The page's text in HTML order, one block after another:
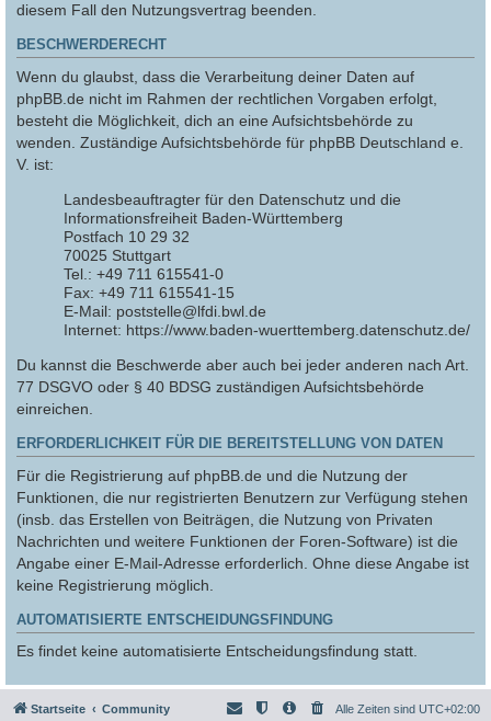
diesem Fall den Nutzungsvertrag beenden.
BESCHWERDERECHT
Wenn du glaubst, dass die Verarbeitung deiner Daten auf
phpBB.de nicht im Rahmen der rechtlichen Vorgaben erfolgt,
besteht die Möglichkeit, dich an eine Aufsichtsbehörde zu
wenden. Zuständige Aufsichtsbehörde für phpBB Deutschland e.
V. ist:
Landesbeauftragter für den Datenschutz und die
Informationsfreiheit Baden-Württemberg
Postfach 10 29 32
70025 Stuttgart
Tel.: +49 711 615541-0
Fax: +49 711 615541-15
E-Mail: poststelle@lfdi.bwl.de
Internet: https://www.baden-wuerttemberg.datenschutz.de/
Du kannst die Beschwerde aber auch bei jeder anderen nach Art.
77 DSGVO oder § 40 BDSG zuständigen Aufsichtsbehörde
einreichen.
ERFORDERLICHKEIT FÜR DIE BEREITSTELLUNG VON DATEN
Für die Registrierung auf phpBB.de und die Nutzung der
Funktionen, die nur registrierten Benutzern zur Verfügung stehen
(insb. das Erstellen von Beiträgen, die Nutzung von Privaten
Nachrichten und weitere Funktionen der Foren-Software) ist die
Angabe einer E-Mail-Adresse erforderlich. Ohne diese Angabe ist
keine Registrierung möglich.
AUTOMATISIERTE ENTSCHEIDUNGSFINDUNG
Es findet keine automatisierte Entscheidungsfindung statt.
Startseite Community Alle Zeiten sind UTC+02:00